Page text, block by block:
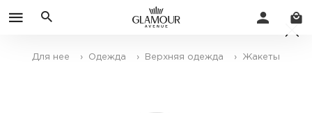
Для нее › Одежда › Верхняя одежда › Жакеты